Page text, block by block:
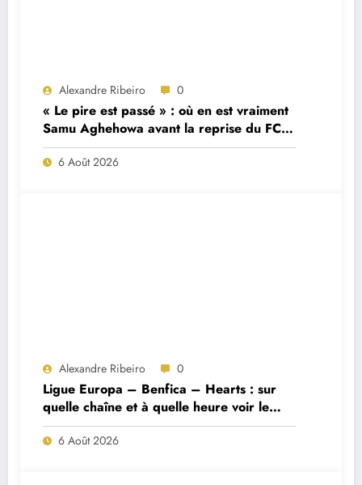
Alexandre Ribeiro 0
« Le pire est passé » : où en est vraiment
Samu Aghehowa avant la reprise du FC
Porto ?
6 Août 2026
Alexandre Ribeiro 0
Ligue Europa – Benfica – Hearts : sur
quelle chaîne et à quelle heure voir le
match ?
6 Août 2026